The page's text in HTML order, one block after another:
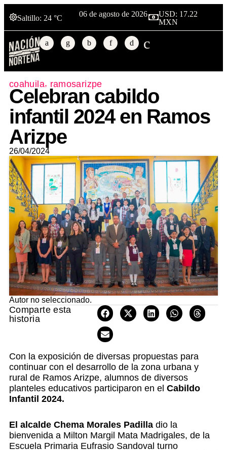
Saltillo: 24 °C 06 de agosto de 2026
USD: 17.22
MXN
coahuila, ramosarizpe
Celebran cabildo
infantil 2024 en Ramos
Arizpe
26/04/2024
Autor no seleccionado.
Comparte esta
historia
Con la exposición de diversas propuestas para
continuar con el desarrollo de la zona urbana y
rural de Ramos Arizpe, alumnos de diversos
planteles educativos participaron en el Cabildo
Infantil 2024.
El alcalde Chema Morales Padilla dio la
bienvenida a Milton Margil Mata Madrigales, de la
Escuela Primaria Eufrasio Sandoval turno